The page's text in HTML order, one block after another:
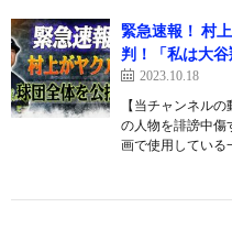
緊急速報！ 村
判！「私は大谷
2023.10.18
【当チャンネル
の人物を誹謗中傷
画で使用してい